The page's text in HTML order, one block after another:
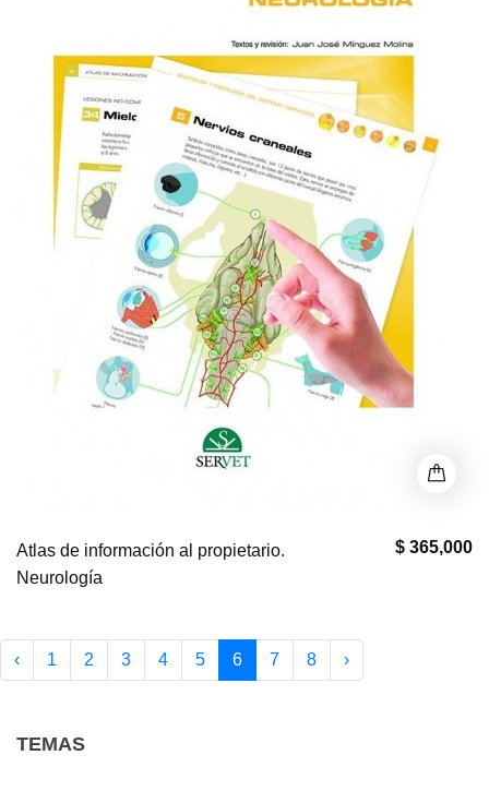
TEMAS
$ 365,000
Atlas de información al propietario.
Neurología
‹ 1 2 3 4 5 6 7 8 ›